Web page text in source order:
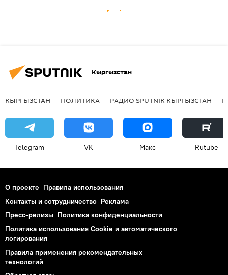
Кыргызстан
КЫРГЫЗСТАН ПОЛИТИКА РАДИО SPUTNIK КЫРГЫЗСТАН
Telegram VK Макс Rutube
О проекте Правила использования
Контакты и сотрудничество Реклама
Пресс-релизы Политика конфиденциальности
Политика использования Cookie и автоматического
логирования
Правила применения рекомендательных
технологий